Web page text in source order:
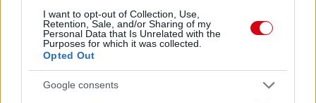
I want to opt-out of Collection, Use,
Retention, Sale, and/or Sharing of my
Personal Data that Is Unrelated with the
Purposes for which it was collected.
Opted Out
Google consents
Meccs Center
Paris Saint-Germain
Manchester United